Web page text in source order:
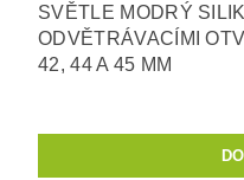
SVĚTLE MODRÝ
ODVĚTRÁVACÍMI
42, 44 A 45 MM